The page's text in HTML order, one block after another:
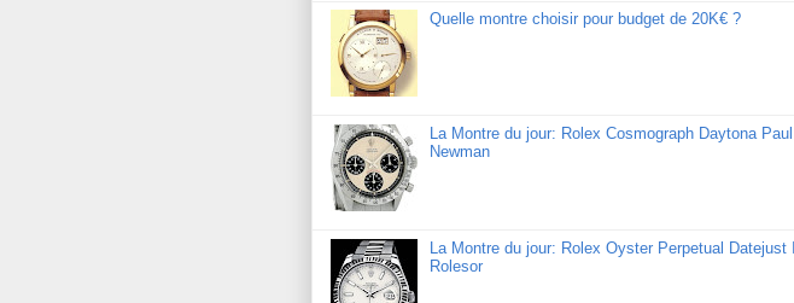
Quelle montre choisir pour budget de 20K€ ?
La Montre du jour: Rolex Cosmograph Daytona Paul
Newman
La Montre du jour: Rolex Oyster Perpetual Datejust II
Rolesor